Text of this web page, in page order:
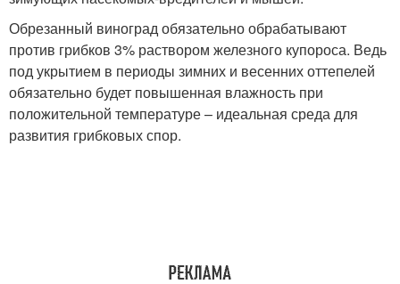
Обрезанный виноград обязательно обрабатывают
против грибков 3% раствором железного купороса. Ведь
под укрытием в периоды зимних и весенних оттепелей
обязательно будет повышенная влажность при
положительной температуре – идеальная среда для
развития грибковых спор.